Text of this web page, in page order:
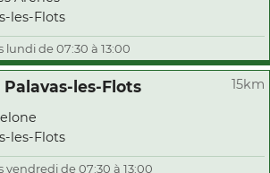
les-Flots
lundi de 07:30 à 13:00
les-Flots 15km
les-Flots
vendredi de 07:30 à 13:00